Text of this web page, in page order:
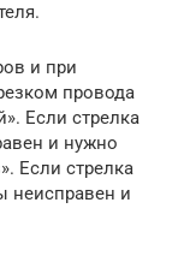
и при
провода
Если стрелка
и нужно
Если стрелка
неисправен и